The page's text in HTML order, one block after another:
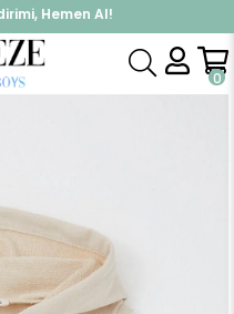
Hemen Al!
Kap, Hemen Üye Ol!
0